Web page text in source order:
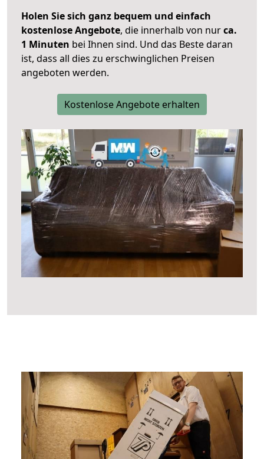
Holen Sie sich ganz bequem und einfach
kostenlose Angebote, die innerhalb von nurca.
1 Minuten bei Ihnen sind. Und das Beste daran
ist, dass all dies zu erschwinglichen Preisen
angeboten werden.
Kostenlose Angebote erhalten